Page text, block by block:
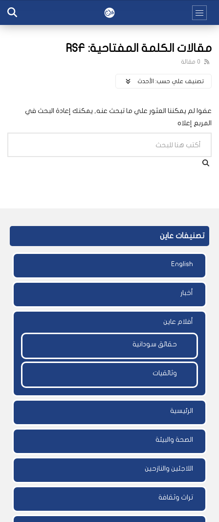
مقالات الكلمة المفتاحية: RSF
0 مقالة
تصنيف علي حسب: اﻷحدث
عفوا لم يمكننا العثور علي ما تبحث عنه, يمكنك إعادة البحث في
المربع إعلاه
تصنيفات عاين
English
أخبار
أفلام عاين
حقائق سودانية
وثائقيات
الرئيسية
الصحة والبيئة
اللاجئين والنازحين
تراث وثقافة